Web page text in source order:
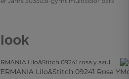
Lilo&Stitch 09241 Rosa Y